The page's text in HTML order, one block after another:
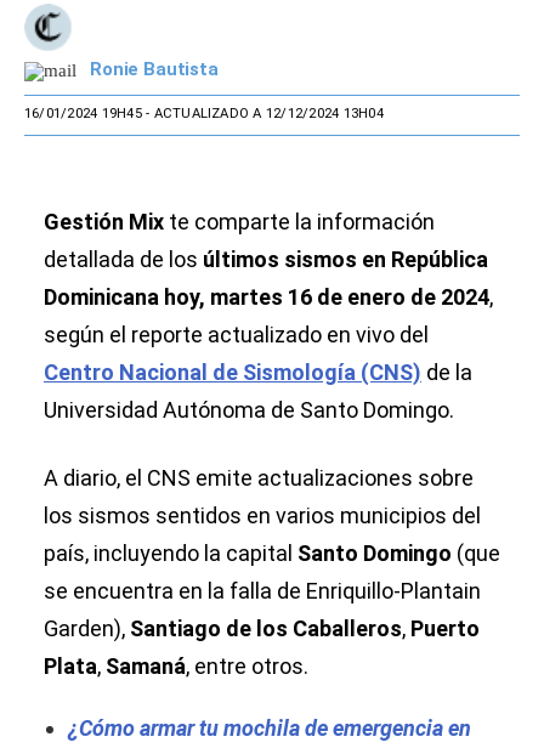
Ronie Bautista
16/01/2024 19H45- ACTUALIZADO A 12/12/2024 13H04
Gestión Mix te comparte la información
detallada de los últimos sismos en República
Dominicana hoy, martes 16 de enero de 2024,
según el reporte actualizado en vivo del
Centro Nacional de Sismología (CNS) de la
Universidad Autónoma de Santo Domingo.
A diario, el CNS emite actualizaciones sobre
los sismos sentidos en varios municipios del
país, incluyendo la capital Santo Domingo (que
se encuentra en la falla de Enriquillo-Plantain
Garden), Santiago de los Caballeros, Puerto
Plata, Samaná, entre otros.
¿Cómo armar tu mochila de emergencia en